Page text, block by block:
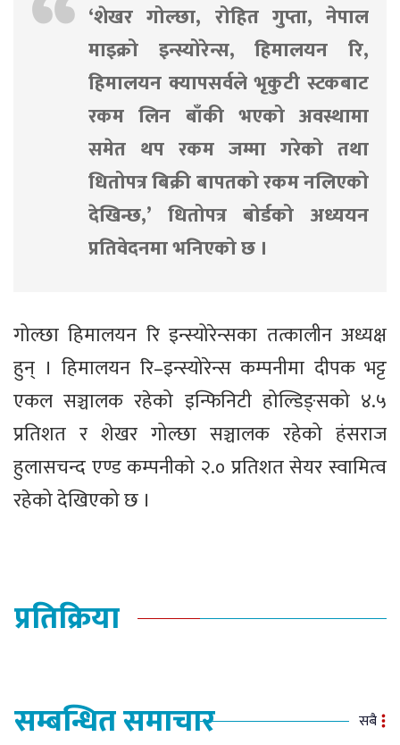
‘शेखर गोल्छा, रोहित गुप्ता, नेपाल
माइक्रो इन्स्योरेन्स, हिमालयन रि,
हिमालयन क्यापसर्वले भृकुटी स्टकबाट
रकम लिन बाँकी भएको अवस्थामा
समेत थप रकम जम्मा गरेको तथा
धितोपत्र बिक्री बापतको रकम नलिएको
देखिन्छ,’ धितोपत्र बोर्डको अध्ययन
प्रतिवेदनमा भनिएको छ ।
गोल्छा हिमालयन रि इन्स्योरेन्सका तत्कालीन अध्यक्ष
हुन् । हिमालयन रि–इन्स्योरेन्स कम्पनीमा दीपक भट्ट
एकल सञ्चालक रहेको इन्फिनिटी होल्डिङ्सको ४.५
प्रतिशत र शेखर गोल्छा सञ्चालक रहेको हंसराज
हुलासचन्द एण्ड कम्पनीको २.० प्रतिशत सेयर स्वामित्व
रहेको देखिएको छ ।
प्रतिक्रिया
सम्बन्धित समाचार सबै